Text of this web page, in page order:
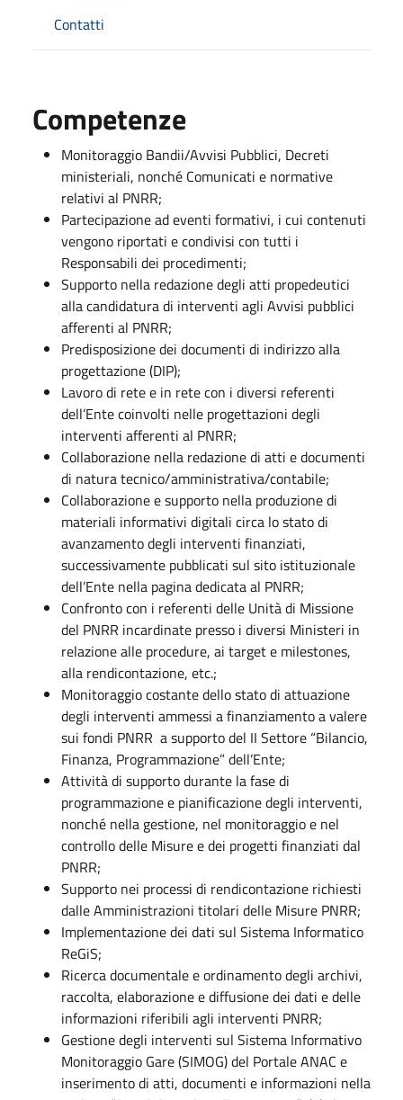
Contatti
Competenze
Monitoraggio Bandii/Avvisi Pubblici, Decreti
ministeriali, nonché Comunicati e normative
relativi al PNRR;
Partecipazione ad eventi formativi, i cui contenuti
vengono riportati e condivisi con tutti i
Responsabili dei procedimenti;
Supporto nella redazione degli atti propedeutici
alla candidatura di interventi agli Avvisi pubblici
afferenti al PNRR;
Predisposizione dei documenti di indirizzo alla
progettazione (DIP);
Lavoro di rete e in rete con i diversi referenti
dell’Ente coinvolti nelle progettazioni degli
interventi afferenti al PNRR;
Collaborazione nella redazione di atti e documenti
di natura tecnico/amministrativa/contabile;
Collaborazione e supporto nella produzione di
materiali informativi digitali circa lo stato di
avanzamento degli interventi finanziati,
successivamente pubblicati sul sito istituzionale
dell’Ente nella pagina dedicata al PNRR;
Confronto con i referenti delle Unità di Missione
del PNRR incardinate presso i diversi Ministeri in
relazione alle procedure, ai target e milestones,
alla rendicontazione, etc.;
Monitoraggio costante dello stato di attuazione
degli interventi ammessi a finanziamento a valere
sui fondi PNRR a supporto del II Settore “Bilancio,
Finanza, Programmazione” dell’Ente;
Attività di supporto durante la fase di
programmazione e pianificazione degli interventi,
nonché nella gestione, nel monitoraggio e nel
controllo delle Misure e dei progetti finanziati dal
PNRR;
Supporto nei processi di rendicontazione richiesti
dalle Amministrazioni titolari delle Misure PNRR;
Implementazione dei dati sul Sistema Informatico
ReGiS;
Ricerca documentale e ordinamento degli archivi,
raccolta, elaborazione e diffusione dei dati e delle
informazioni riferibili agli interventi PNRR;
Gestione degli interventi sul Sistema Informativo
Monitoraggio Gare (SIMOG) del Portale ANAC e
inserimento di atti, documenti e informazioni nella